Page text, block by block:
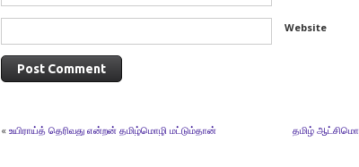
Website
« உயிராய்த் தெரிவது என்றன் தமிழ்மொழி மட்டும்தான்
தமிழ்